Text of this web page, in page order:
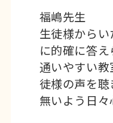
2025年12月17日
年末年始休業
平素よりご愛
います
誠に勝手なが
福嶋先生
生徒様から
に的確に答え
通いやすい
徒様の声を
無いよう日々